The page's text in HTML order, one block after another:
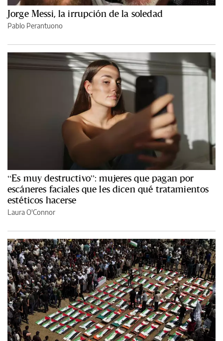
Jorge Messi, la irrupción de la soledad
Pablo Perantuono
“Es muy destructivo”: mujeres que pagan por
escáneres faciales que les dicen qué tratamientos
estéticos hacerse
Laura O'Connor